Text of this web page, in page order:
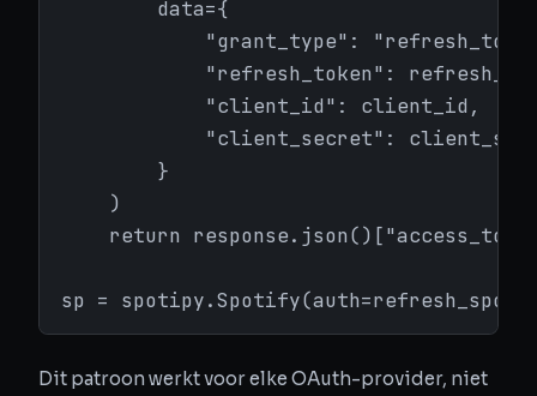
        data={
"grant_type":
"refresh_token":
            "client_id": client_id,
"client_secret":
        }
    )
return
sp =
Dit patroon werkt voor elke OAuth-provider, niet